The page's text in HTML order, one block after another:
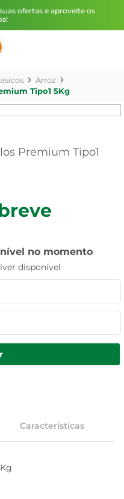
ofertas e aproveite os
Arroz
Tipo1 5Kg
Premium Tipo1
no momento
disponível
Características